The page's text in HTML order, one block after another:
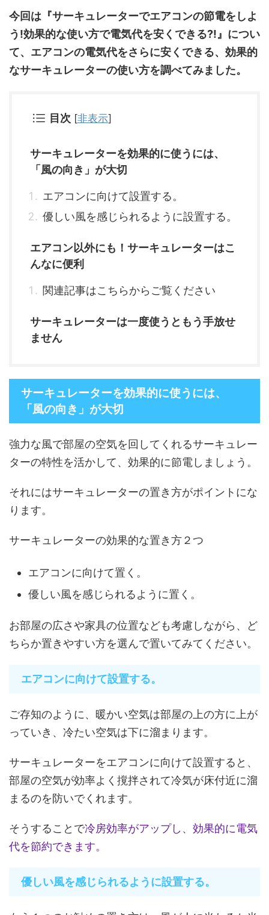
今回は『サーキュレーターでエアコンの節電をしよ
う!効果的な使い方で電気代を安くできる?!』につい
て、エアコンの電気代をさらに安くできる、効果的
なサーキュレーターの使い方を調べてみました。
目次 [非表示]
サーキュレーターを効果的に使うには、
「風の向き」が大切
エアコンに向けて設置する。
優しい風を感じられるように設置する。
エアコン以外にも！サーキュレーターはこ
んなに便利
関連記事はこちらからご覧ください
サーキュレーターは一度使うともう手放せ
ません
サーキュレーターを効果的に使うには、
「風の向き」が大切
強力な風で部屋の空気を回してくれるサーキュレー
ターの特性を活かして、効果的に節電しましょう。
それにはサーキュレーターの置き方がポイントにな
ります。
サーキュレーターの効果的な置き方２つ
エアコンに向けて置く。
優しい風を感じられるように置く。
お部屋の広さや家具の位置なども考慮しながら、ど
ちらか置きやすい方を選んで置いてみてください。
エアコンに向けて設置する。
ご存知のように、暖かい空気は部屋の上の方に上が
っていき、冷たい空気は下に溜まります。
サーキュレーターをエアコンに向けて設置すると、
部屋の空気が効率よく撹拌されて冷気が床付近に溜
まるのを防いでくれます。
そうすることで冷房効率がアップし、効果的に電気
代を節約できます。
優しい風を感じられるように設置する。